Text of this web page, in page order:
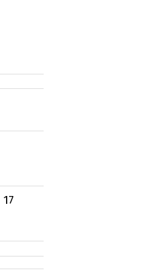
17